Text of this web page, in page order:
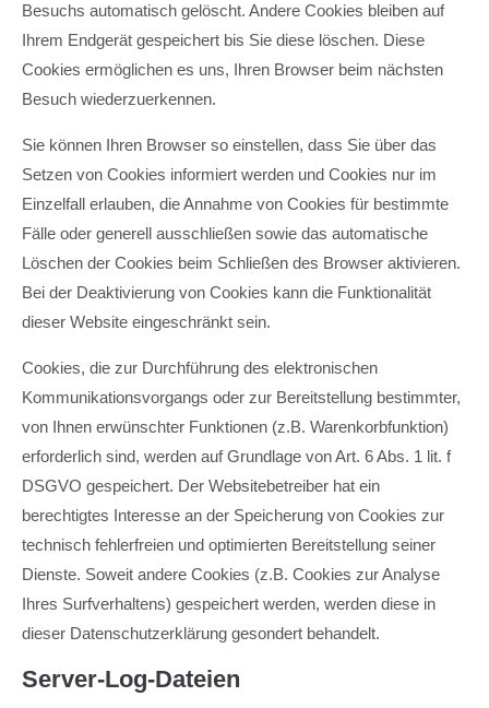
Besuchs automatisch gelöscht. Andere Cookies bleiben auf
Ihrem Endgerät gespeichert bis Sie diese löschen. Diese
Cookies ermöglichen es uns, Ihren Browser beim nächsten
Besuch wiederzuerkennen.
Sie können Ihren Browser so einstellen, dass Sie über das
Setzen von Cookies informiert werden und Cookies nur im
Einzelfall erlauben, die Annahme von Cookies für bestimmte
Fälle oder generell ausschließen sowie das automatische
Löschen der Cookies beim Schließen des Browser aktivieren.
Bei der Deaktivierung von Cookies kann die Funktionalität
dieser Website eingeschränkt sein.
Cookies, die zur Durchführung des elektronischen
Kommunikationsvorgangs oder zur Bereitstellung bestimmter,
von Ihnen erwünschter Funktionen (z.B. Warenkorbfunktion)
erforderlich sind, werden auf Grundlage von Art. 6 Abs. 1 lit. f
DSGVO gespeichert. Der Websitebetreiber hat ein
berechtigtes Interesse an der Speicherung von Cookies zur
technisch fehlerfreien und optimierten Bereitstellung seiner
Dienste. Soweit andere Cookies (z.B. Cookies zur Analyse
Ihres Surfverhaltens) gespeichert werden, werden diese in
dieser Datenschutzerklärung gesondert behandelt.
Server-Log-Dateien